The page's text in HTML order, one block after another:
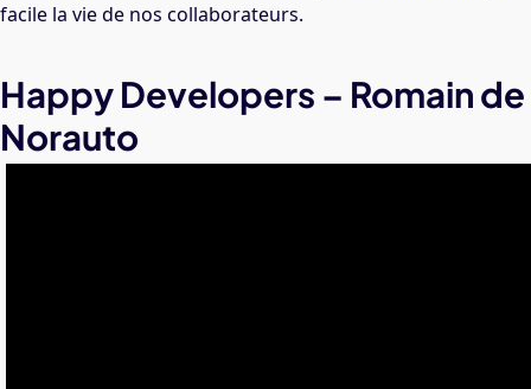
facile la vie de nos collaborateurs.
Happy Developers – Romain de
Norauto